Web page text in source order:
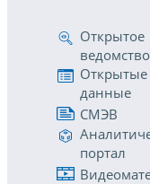
Открытое
ведомство
Открытые
данные
СМЭВ
портал